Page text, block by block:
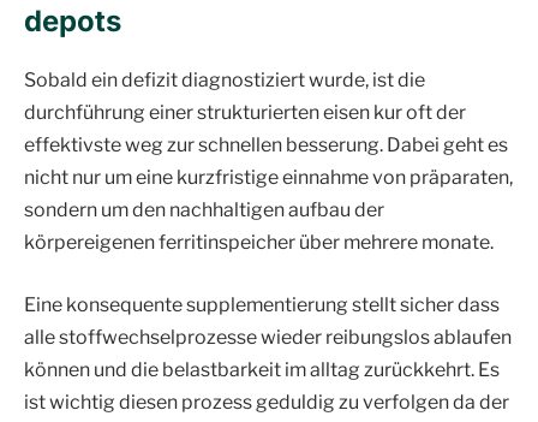
depots
Sobald ein defizit diagnostiziert wurde, ist die
durchführung einer strukturierten eisen kur oft der
effektivste weg zur schnellen besserung. Dabei geht es
nicht nur um eine kurzfristige einnahme von präparaten,
sondern um den nachhaltigen aufbau der
körpereigenen ferritinspeicher über mehrere monate.
Eine konsequente supplementierung stellt sicher dass
alle stoffwechselprozesse wieder reibungslos ablaufen
können und die belastbarkeit im alltag zurückkehrt. Es
ist wichtig diesen prozess geduldig zu verfolgen da der